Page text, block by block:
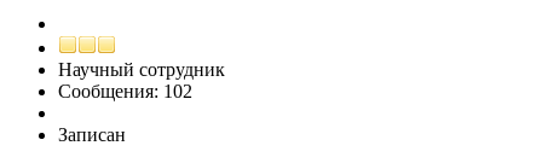
Научный сотрудник
Сообщения: 102
Записан